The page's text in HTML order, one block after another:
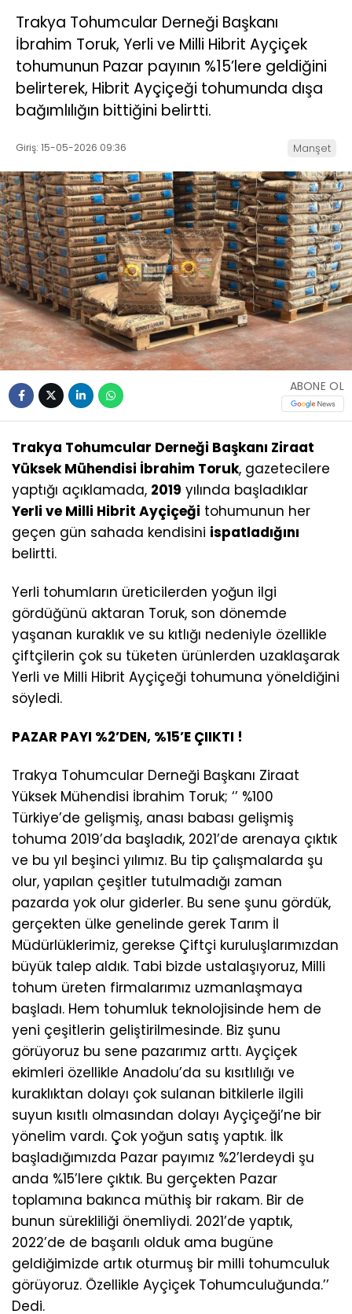
Trakya Tohumcular Derneği Başkanı
İbrahim Toruk, Yerli ve Milli Hibrit Ayçiçek
tohumunun Pazar payının %15’lere geldiğini
belirterek, Hibrit Ayçiçeği tohumunda dışa
bağımlılığın bittiğini belirtti.
Giriş: 15-05-2026 09:36 Manşet
ABONE OL
Trakya Tohumcular Derneği Başkanı Ziraat
Yüksek Mühendisi İbrahim Toruk, gazetecilere
yaptığı açıklamada, 2019 yılında başladıklar
Yerli ve Milli Hibrit Ayçiçeği tohumunun her
geçen gün sahada kendisini ispatladığını
belirtti.
Yerli tohumların üreticilerden yoğun ilgi
gördüğünü aktaran Toruk, son dönemde
yaşanan kuraklık ve su kıtlığı nedeniyle özellikle
çiftçilerin çok su tüketen ürünlerden uzaklaşarak
Yerli ve Milli Hibrit Ayçiçeği tohumuna yöneldiğini
söyledi.
PAZAR PAYI %2’DEN, %15’E ÇIIKTI !
Trakya Tohumcular Derneği Başkanı Ziraat
Yüksek Mühendisi İbrahim Toruk; ‘’ %100
Türkiye’de gelişmiş, anası babası gelişmiş
tohuma 2019’da başladık, 2021’de arenaya çıktık
ve bu yıl beşinci yılımız. Bu tip çalışmalarda şu
olur, yapılan çeşitler tutulmadığı zaman
pazarda yok olur giderler. Bu sene şunu gördük,
gerçekten ülke genelinde gerek Tarım İl
Müdürlüklerimiz, gerekse Çiftçi kuruluşlarımızdan
büyük talep aldık. Tabi bizde ustalaşıyoruz, Milli
tohum üreten firmalarımız uzmanlaşmaya
başladı. Hem tohumluk teknolojisinde hem de
yeni çeşitlerin geliştirilmesinde. Biz şunu
görüyoruz bu sene pazarımız arttı. Ayçiçek
ekimleri özellikle Anadolu’da su kısıtlılığı ve
kuraklıktan dolayı çok sulanan bitkilerle ilgili
suyun kısıtlı olmasından dolayı Ayçiçeği’ne bir
yönelim vardı. Çok yoğun satış yaptık. İlk
başladığımızda Pazar payımız %2’lerdeydi şu
anda %15’lere çıktık. Bu gerçekten Pazar
toplamına bakınca müthiş bir rakam. Bir de
bunun sürekliliği önemliydi. 2021’de yaptık,
2022’de de başarılı olduk ama bugüne
geldiğimizde artık oturmuş bir milli tohumculuk
görüyoruz. Özellikle Ayçiçek Tohumculuğunda.’’
Dedi.